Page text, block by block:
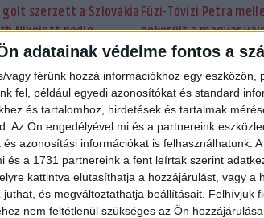
adatainak védelme fontos a
vagy férünk hozzá információkhoz egy eszközön,
fel, például egyedi azonosítókat és standard
és tartalomhoz, hirdetések és tartalmak
Az Ön engedélyével mi és a partnereink
azonosítási információkat is felhasználhatunk.
és a 1731 partnereink a fent leírtak szerint
kattintva elutasíthatja a hozzájárulást, vagy a
és megváltoztathatja beállításait. Felhívjuk
nem feltétlenül szükséges az Ön
szerzett a Szlovákia
Nikolett pedig
Füzi-Tóvizi Petra
bekerült a magyar
bajnoki keretébe.
nevezhető.
BŐVEBBEN
2 3 4 5 6 7 8 9 10 11